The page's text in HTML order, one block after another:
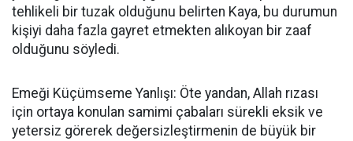
tehlikeli bir tuzak olduğunu belirten Kaya, bu durumun
kişiyi daha fazla gayret etmekten alıkoyan bir zaaf
olduğunu söyledi.
Emeği Küçümseme Yanlışı: Öte yandan, Allah rızası
için ortaya konulan samimi çabaları sürekli eksik ve
yetersiz görerek değersizleştirmenin de büyük bir